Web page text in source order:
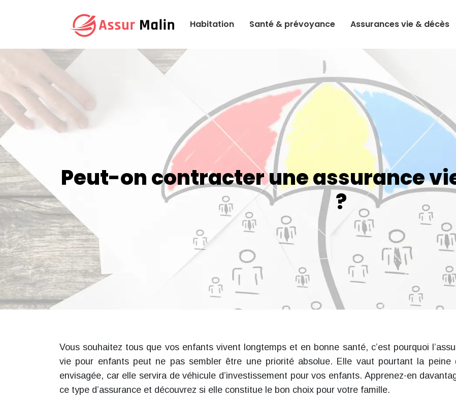
Habitation Santé & prévoyance Assurances vie & décès
Peut-on contracter une assurance
?
Vous souhaitez tous que vos enfants vivent longtemps et en bonne santé, c’est pourquoi
vie pour enfants peut ne pas sembler être une priorité absolue. Elle vaut pourtant la peine
envisagée, car elle servira de véhicule d’investissement pour vos enfants. Apprenez-en
ce type d’assurance et découvrez si elle constitue le bon choix pour votre famille.